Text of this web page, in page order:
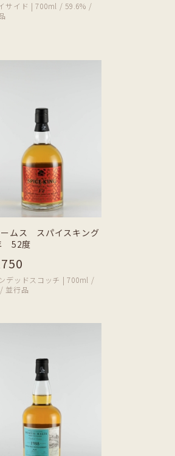
サイド | 700ml / 59.6% /
ームス スパイスキング
52度
デッドスコッチ | 700ml /
並行品